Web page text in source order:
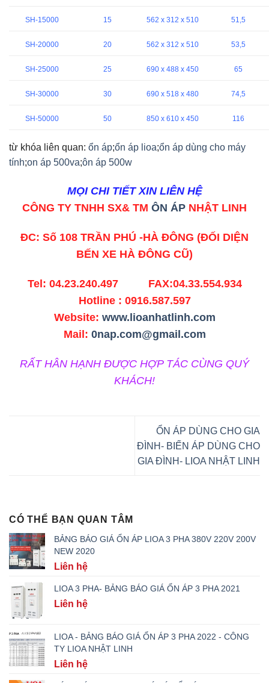
SH-15000 15 562 x 312 x 510 51,5
SH-20000 20 562 x 312 x 510 53,5
SH-25000 25 690 x 488 x 450 65
SH-30000 30 690 x 518 x 480 74,5
SH-50000 50 850 x 610 x 450 116
từ khóa liên quan: ổn áp;ổn áp lioa;ổn áp dùng cho máy
tính;on áp 500va;ôn áp 500w
MỌI CHI TIẾT XIN LIÊN HỆ
CÔNG TY TNHH SX& TM ÔN ÁP NHẬT LINH
ĐC: Số 108 TRẦN PHÚ -HÀ ĐÔNG (ĐỐI DIỆN
BẾN XE HÀ ĐÔNG CŨ)
Tel: 04.23.240.497 FAX:04.33.554.934
Hotline : 0916.587.597
Website: www.lioanhatlinh.com
Mail: 0nap.com@gmail.com
RẤT HÂN HẠNH ĐƯỢC HỢP TÁC CÙNG QUÝ
KHÁCH!
ỔN ÁP DÙNG CHO GIA
ĐÌNH- BIẾN ÁP DÙNG CHO
GIA ĐÌNH- LIOA NHẬT LINH
CÓ THỂ BẠN QUAN TÂM
BẢNG BÁO GIÁ ỔN ÁP LIOA 3 PHA 380V 220V 200V
NEW 2020
Liên hệ
LIOA 3 PHA- BẢNG BÁO GIÁ ỔN ÁP 3 PHA 2021
Liên hệ
LIOA - BẢNG BÁO GIÁ ỔN ÁP 3 PHA 2022 - CÔNG
TY LIOA NHẬT LINH
Liên hệ